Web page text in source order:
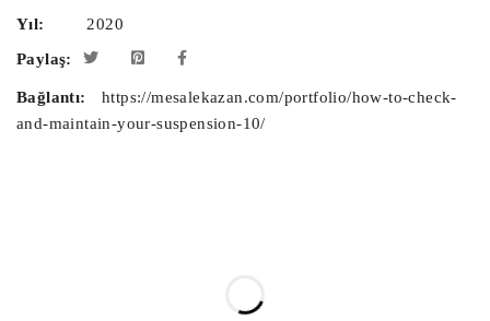
Yıl:
2020
Paylaş:
Bağlantı:
https://mesalekazan.com/portfolio/how-to-check-
and-maintain-your-suspension-10/